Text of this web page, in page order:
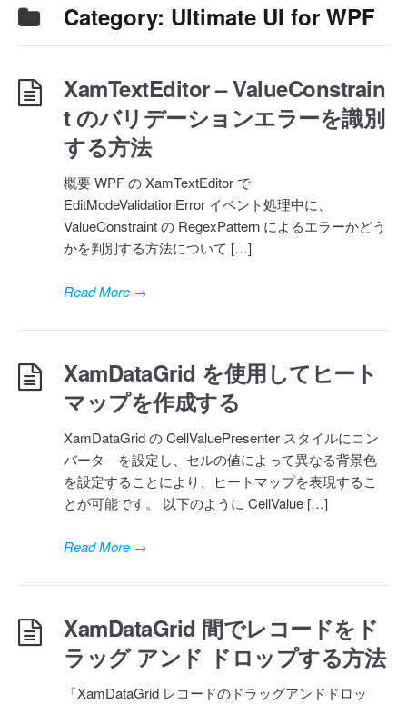
Category: Ultimate UI for WPF
XamTextEditor – ValueConstrain
t のバリデーションエラーを識別
する方法
概要 WPF の XamTextEditor で
EditModeValidationError イベント処理中に、
ValueConstraint の RegexPattern によるエラーかどう
かを判別する方法について […]
Read More →
XamDataGrid を使用してヒート
マップを作成する
XamDataGrid の CellValuePresenter スタイルにコン
バータ―を設定し、セルの値によって異なる背景色
を設定することにより、ヒートマップを表現するこ
とが可能です。 以下のように CellValue […]
Read More →
XamDataGrid 間でレコードをド
ラッグ アンド ドロップする方法
「XamDataGrid レコードのドラッグアンドドロッ